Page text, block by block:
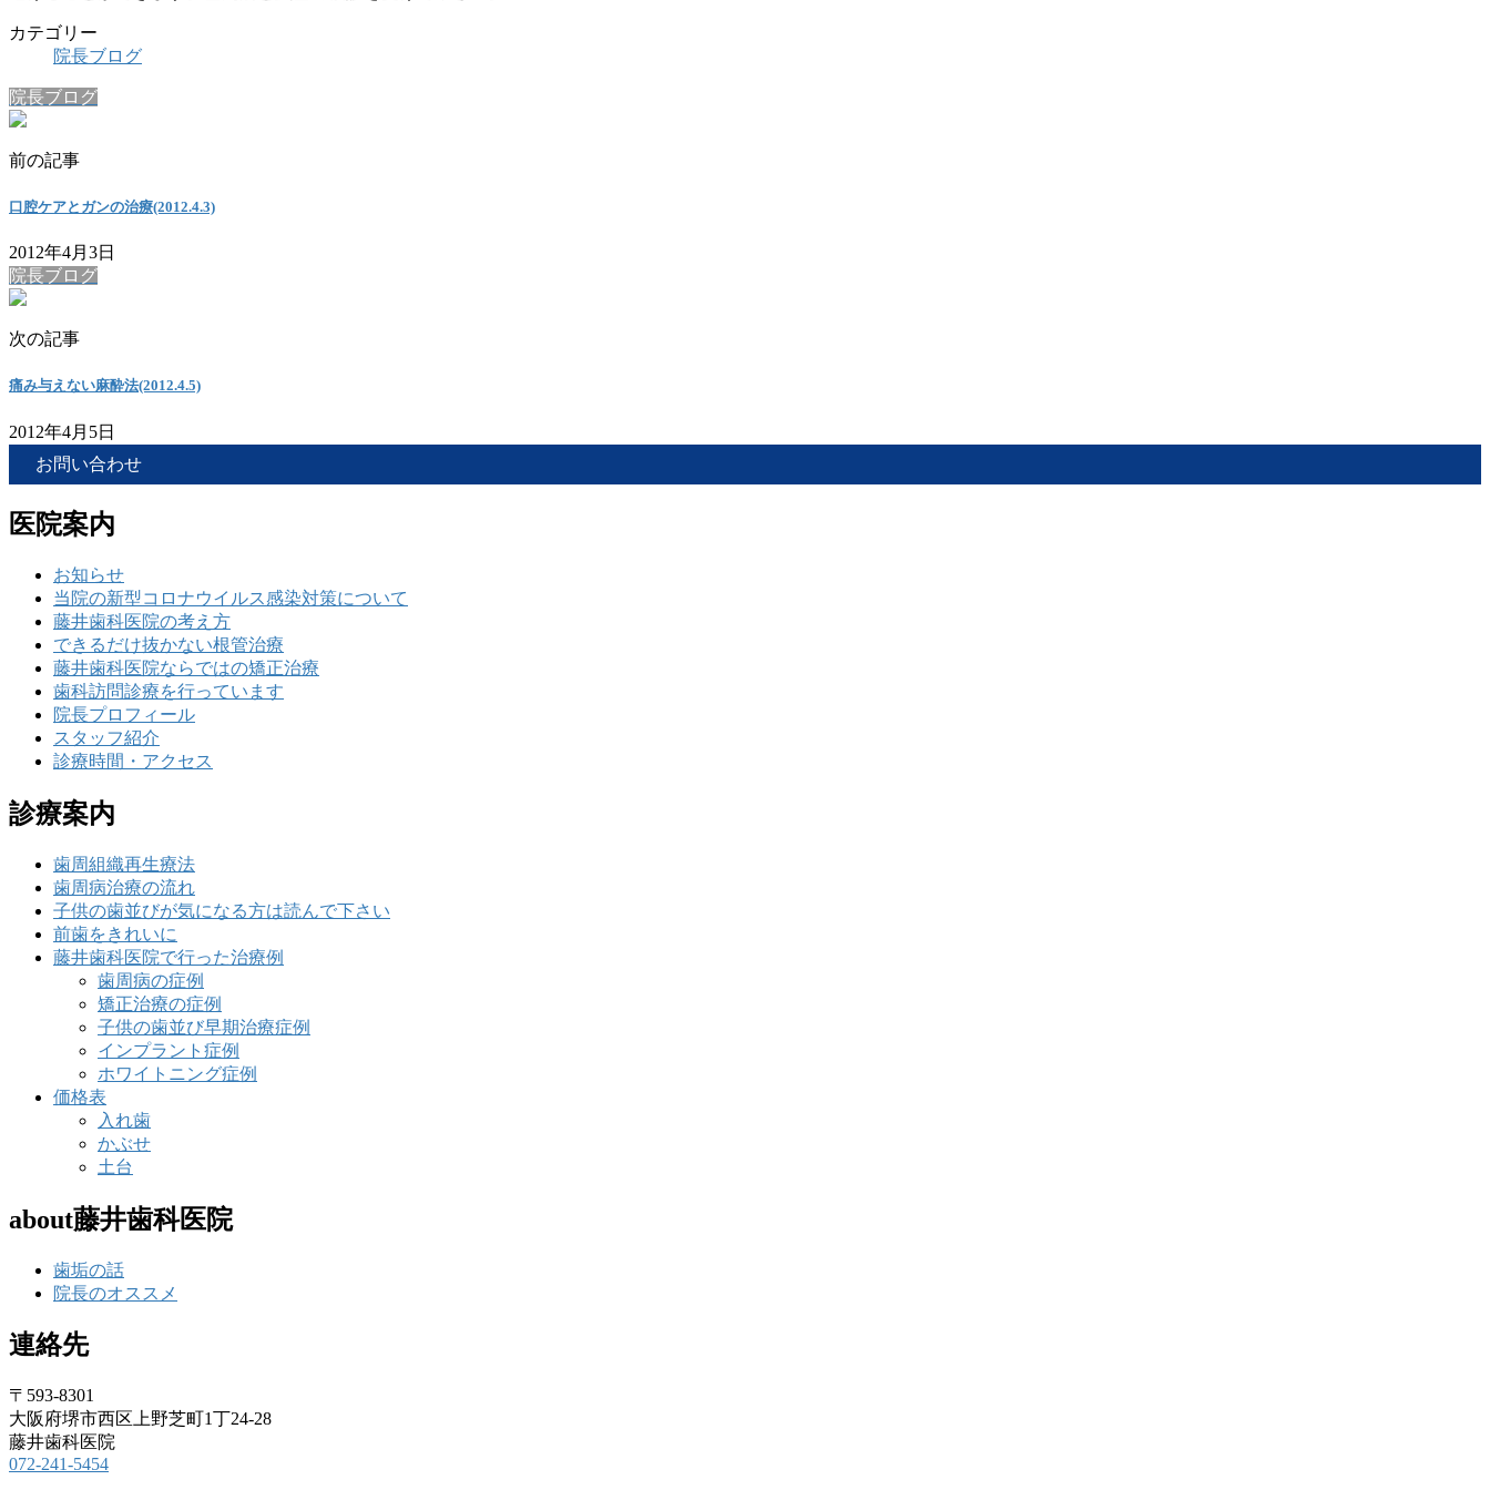
カテゴリー
院長ブログ
院長ブログ
前の記事
口腔ケアとガンの治療(2012.4.3)
2012年4月3日
院長ブログ
次の記事
痛み与えない麻酔法(2012.4.5)
2012年4月5日
お問い合わせ
医院案内
お知らせ
当院の新型コロナウイルス感染対策について
藤井歯科医院の考え方
できるだけ抜かない根管治療
藤井歯科医院ならではの矯正治療
歯科訪問診療を行っています
院長プロフィール
スタッフ紹介
診療時間・アクセス
診療案内
歯周組織再生療法
歯周病治療の流れ
子供の歯並びが気になる方は読んで下さい
前歯をきれいに
藤井歯科医院で行った治療例
歯周病の症例
矯正治療の症例
子供の歯並び早期治療症例
インプラント症例
ホワイトニング症例
価格表
入れ歯
かぶせ
土台
about藤井歯科医院
歯垢の話
院長のオススメ
連絡先
〒593-8301
大阪府堺市西区上野芝町1丁24-28
藤井歯科医院
072-241-5454